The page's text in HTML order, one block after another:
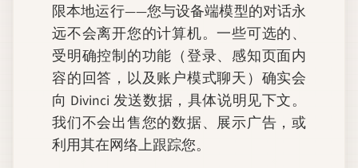
限本地运行——您与设备端模型的对话永
远不会离开您的计算机。一些可选的、
受明确控制的功能（登录、感知页面内
容的回答，以及账户模式聊天）确实会
向 Divinci 发送数据，具体说明见下文。
我们不会出售您的数据、展示广告，或
利用其在网络上跟踪您。